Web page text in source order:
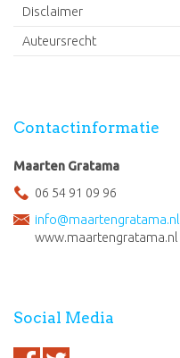
Disclaimer
Auteursrecht
Contactinformatie
Maarten Gratama
06 54 91 09 96
info@maartengratama.nl
www.maartengratama.nl
Social Media